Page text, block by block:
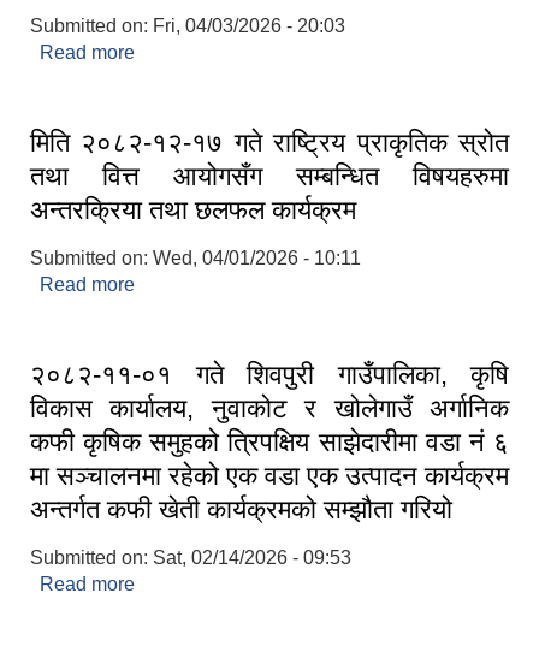
Submitted on: Fri, 04/03/2026 - 20:03
Read more
मिति २०८२-१२-१७ गते राष्ट्रिय प्राकृतिक स्रोत
तथा वित्त आयोगसँग सम्बन्धित विषयहरुमा
अन्तरक्रिया तथा छलफल कार्यक्रम
Submitted on: Wed, 04/01/2026 - 10:11
Read more
२०८२-११-०१ गते शिवपुरी गाउँपालिका, कृषि
विकास कार्यालय, नुवाकोट र खोलेगाउँ अर्गानिक
कफी कृषिक समुहको त्रिपक्षिय साझेदारीमा वडा नं ६
मा सञ्चालनमा रहेको एक वडा एक उत्पादन कार्यक्रम
अन्तर्गत कफी खेती कार्यक्रमको सम्झौता गरियो
Submitted on: Sat, 02/14/2026 - 09:53
Read more